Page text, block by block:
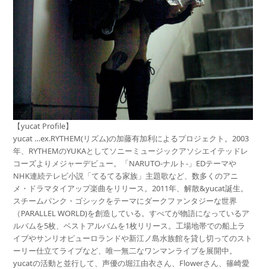
【yucat Profile】
yucat …ex.RYTHEM(リズム)の加藤有加利によるプロジェクト。2003
年、RYTHEMのYUKAとしてソニーミュージックアソシエイテッドレ
コーズよりメジャーデビュー。「NARUTO-ナルト-」EDテーマや
NHK連続テレビ小説「てるてる家族」主題歌など、数多くのアニ
メ・ドラマタイアップ楽曲をリリース。2011年、解散&yucat誕生。
スチームパンク・ゴシックをテーマにダークファンタジーな世界
（PARALLEL WORLD)を創造している。すべてが物語になっているア
ルバムを5枚、ベストアルバムを1枚リリース。工場地帯での船上ラ
イブやサンリオピューロランドや新江ノ島水族館を貸し切ってのスト
ーリー仕立てライブなど、唯一無二なワンマンライブを展開中。
yucatの活動と並行して、声優の堀江由衣さん、Flowerさん、篠崎愛